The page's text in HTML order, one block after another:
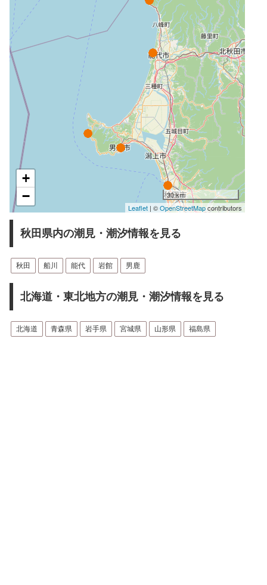
+
−
30 km
Leaflet | ©OpenStreetMapcontributors
秋田県内の潮見・潮汐情報を見る
秋田 船川 能代 岩館 男鹿
北海道・東北地方の潮見・潮汐情報を見る
北海道 青森県 岩手県 宮城県 山形県 福島県